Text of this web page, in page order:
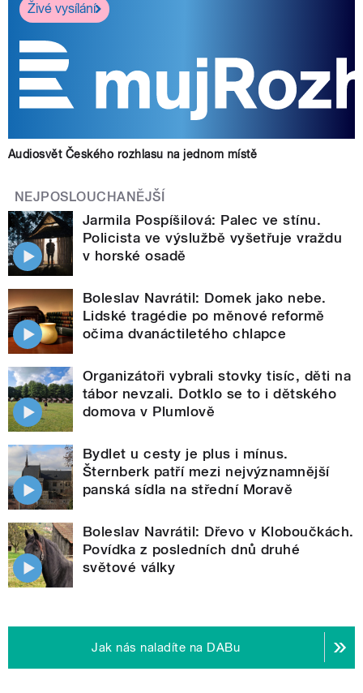
Živé vysílání
Audiosvět Českého rozhlasu na jednom místě
NEJPOSLOUCHANĚJŠÍ
Jarmila Pospíšilová: Palec ve stínu.
Policista ve výslužbě vyšetřuje vraždu
v horské osadě
Boleslav Navrátil: Domek jako nebe.
Lidské tragédie po měnové reformě
očima dvanáctiletého chlapce
Organizátoři vybrali stovky tisíc, děti na
tábor nevzali. Dotklo se to i dětského
domova v Plumlově
Bydlet u cesty je plus i mínus.
Šternberk patří mezi nejvýznamnější
panská sídla na střední Moravě
Boleslav Navrátil: Dřevo v Kloboučkách.
Povídka z posledních dnů druhé
světové války
Jak nás naladíte na DABu